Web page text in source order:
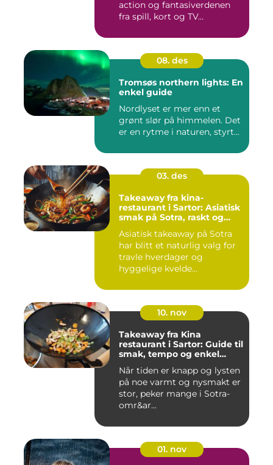
action og fantasiverdenen
fra spill, kort og TV...
08. des
Tromsøs northern lights: En
enkel guide
Nordlyset er mer enn et
grønt slør på himmelen. Det
er en rytme i naturen, styrt...
03. des
Takeaway fra kina-
restaurant i Sartor: Asiatisk
smak på Sotra, raskt og
Asiatisk takeaway på Sotra
har blitt et naturlig valg for
travle hverdager og
hyggelige kvelde...
10. nov
Takeaway fra Kina
restaurant i Sartor: Guide til
smak, tempo og enkel
Når tiden er knapp og lysten
på noe varmt og nysmakt er
stor, peker mange i Sotra-
omr&ar...
01. nov